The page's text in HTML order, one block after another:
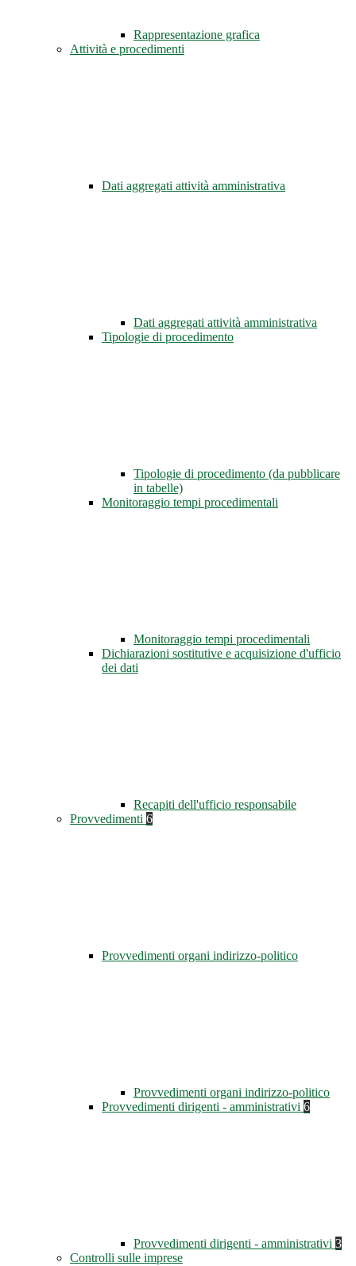
Rappresentazione grafica
Attività e procedimenti
Dati aggregati attività amministrativa
Dati aggregati attività amministrativa
Tipologie di procedimento
Tipologie di procedimento (da pubblicare
in tabelle)
Monitoraggio tempi procedimentali
Monitoraggio tempi procedimentali
Dichiarazioni sostitutive e acquisizione d'ufficio
dei dati
Recapiti dell'ufficio responsabile
Provvedimenti 6
Provvedimenti organi indirizzo-politico
Provvedimenti organi indirizzo-politico
Provvedimenti dirigenti - amministrativi 6
Provvedimenti dirigenti - amministrativi 3
Controlli sulle imprese